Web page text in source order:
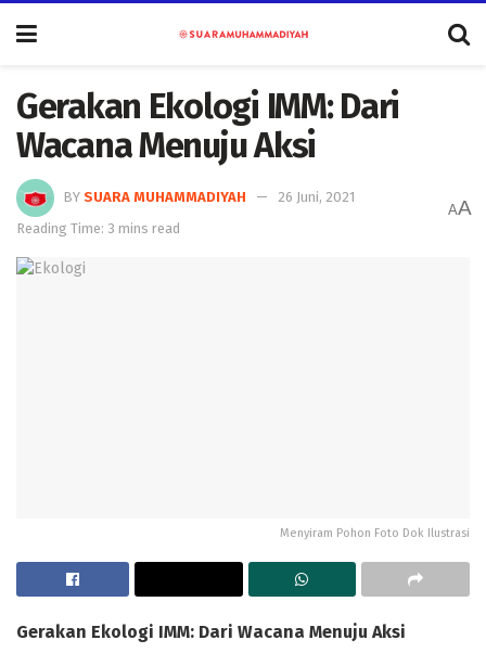
Gerakan Ekologi IMM: Dari
Wacana Menuju Aksi
BY SUARA MUHAMMADIYAH
26 Juni, 2021
Reading Time: 3 mins read
AA
Menyiram Pohon Foto Dok Ilustrasi
Gerakan Ekologi IMM: Dari Wacana Menuju Aksi